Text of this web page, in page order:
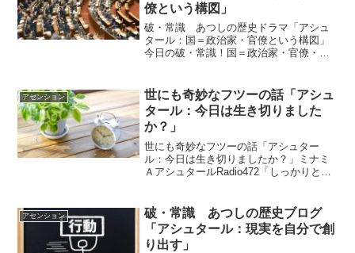
僚という構図」
破・常識 あつしの歴史ドラマ「アシュ
タール：国＝政治家・官僚という構図」
今日の破・常識！国＝政治家・官僚・・
め＝政治家、官僚の利益のため・・・に
なってしまっているのです...
アセンション
世にも奇妙なフツーの話「アシュ
タール：今日は生き切りました
か？」
世にも奇妙なフツーの話「アシュター
ル：今日は生き切りましたか？」ミナミ
ＡアシュタールRadio472「しっかりと意
意識を保っていてください」「今日は...
アセンション
破・常識 あつしの歴史ブログ
「アシュタール：現実を自分で創
り出す」